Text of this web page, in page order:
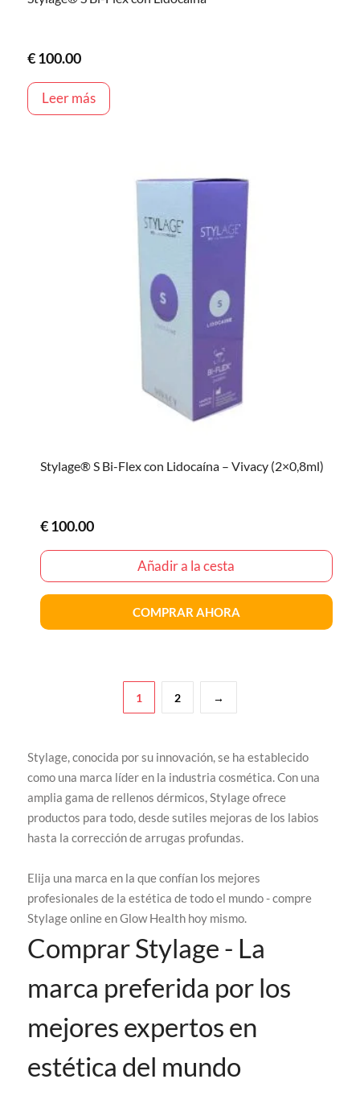
€100.00
Leer más
Stylage® S Bi-Flex con Lidocaína – Vivacy (2×0,8ml)
€100.00
Añadir a la cesta
COMPRAR AHORA
1 2 →
Stylage, conocida por su innovación, se ha establecido
como una marca líder en la industria cosmética. Con una
amplia gama de rellenos dérmicos, Stylage ofrece
productos para todo, desde sutiles mejoras de los labios
hasta la corrección de arrugas profundas.
Elija una marca en la que confían los mejores
profesionales de la estética de todo el mundo - compre
Stylage online en Glow Health hoy mismo.
Comprar Stylage - La
marca preferida por los
mejores expertos en
estética del mundo